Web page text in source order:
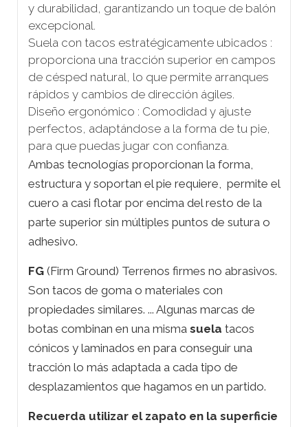
y durabilidad, garantizando un toque de balón
excepcional.
Suela con tacos estratégicamente ubicados :
proporciona una tracción superior en campos
de césped natural, lo que permite arranques
rápidos y cambios de dirección ágiles.
Diseño ergonómico : Comodidad y ajuste
perfectos, adaptándose a la forma de tu pie,
para que puedas jugar con confianza.
Ambas tecnologías proporcionan la forma,
estructura y soportan el pie requiere,
permite el
cuero a casi flotar por encima del resto de la
parte superior sin múltiples puntos de sutura o
adhesivo.
FG (Firm Ground) Terrenos firmes no abrasivos.
Son tacos de goma o materiales con
propiedades similares. ... Algunas marcas de
botas combinan en una misma suela tacos
cónicos y laminados en para conseguir una
tracción lo más adaptada a cada tipo de
desplazamientos que hagamos en un partido.
Recuerda utilizar el zapato en la superficie